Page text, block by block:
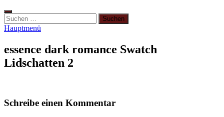
Suchen
nach:
Hauptmenü
essence dark romance Swatch
Lidschatten 2
Schreibe einen Kommentar